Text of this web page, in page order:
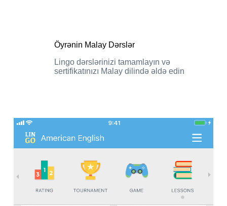
Öyrənin Malay Dərslər
Lingo dərslərinizi tamamlayın və
sertifikatınızı Malay dilində əldə edin